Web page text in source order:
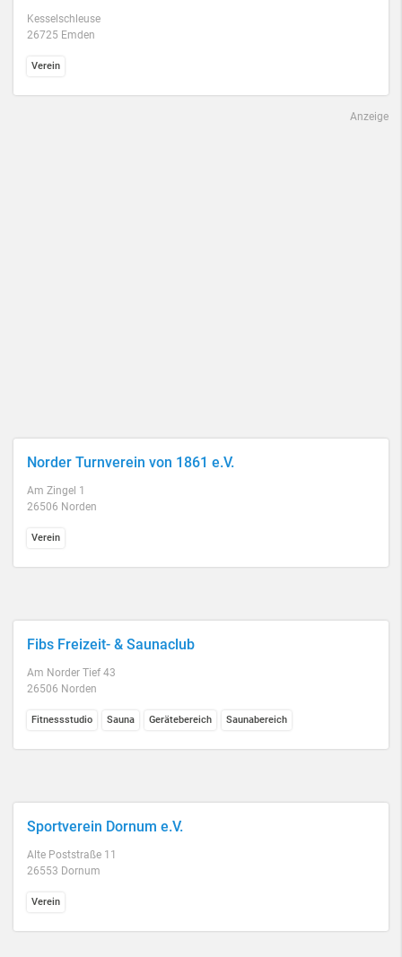
Kesselschleuse
26725 Emden
Verein
Anzeige
Norder Turnverein von 1861 e.V.
Am Zingel 1
26506 Norden
Verein
Fibs Freizeit- & Saunaclub
Am Norder Tief 43
26506 Norden
Fitnessstudio Sauna Gerätebereich Saunabereich
Sportverein Dornum e.V.
Alte Poststraße 11
26553 Dornum
Verein